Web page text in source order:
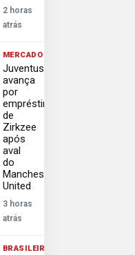
2 horas
atrás
MERCADO
Juventus
avança
por
empréstimo
de
Zirkzee
após
aval
do
Manchester
United
3 horas
atrás
BRASILEIRÃO